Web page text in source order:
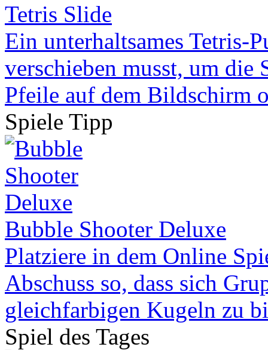
Tetris Slide
Ein unterhaltsames Tetris-
verschieben musst, um die
Pfeile auf dem Bildschirm
Spiele Tipp
Bubble Shooter Deluxe
Platziere in dem Online
Abschuss so, dass sich
gleichfarbigen Kugeln zu
Spiel des Tages